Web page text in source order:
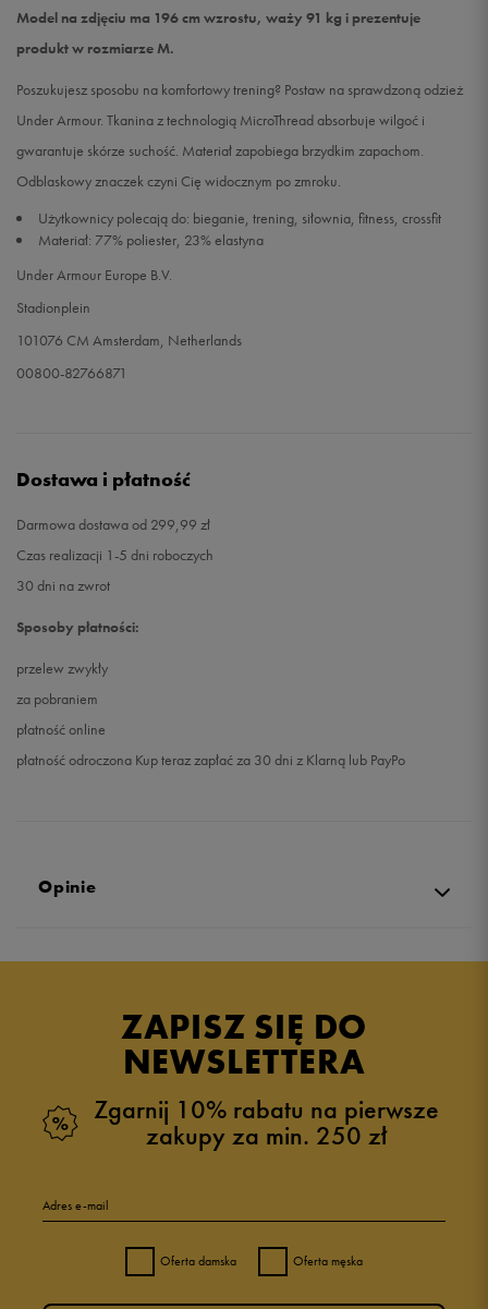
Model na zdjęciu ma 196 cm wzrostu, waży 91 kg i prezentuje
produkt w rozmiarze M.
Poszukujesz sposobu na komfortowy trening? Postaw na sprawdzoną odzież
Under Armour. Tkanina z technologią MicroThread absorbuje wilgoć i
gwarantuje skórze suchość. Materiał zapobiega brzydkim zapachom.
Odblaskowy znaczek czyni Cię widocznym po zmroku.
Użytkownicy polecają do: bieganie, trening, siłownia, fitness, crossfit
Materiał: 77% poliester, 23% elastyna
Under Armour Europe B.V.
Stadionplein
101076 CM Amsterdam, Netherlands
00800-82766871
Dostawa i płatność
Darmowa dostawa od 299,99 zł
Czas realizacji 1-5 dni roboczych
30 dni na zwrot
Sposoby płatności:
przelew zwykły
za pobraniem
płatność online
płatność odroczona Kup teraz zapłać za 30 dni z Klarną lub PayPo
Opinie
ZAPISZ SIĘ DO
NEWSLETTERA
Zgarnij 10% rabatu na pierwsze
zakupy za min. 250 zł
Adres e-mail
Oferta damska Oferta męska